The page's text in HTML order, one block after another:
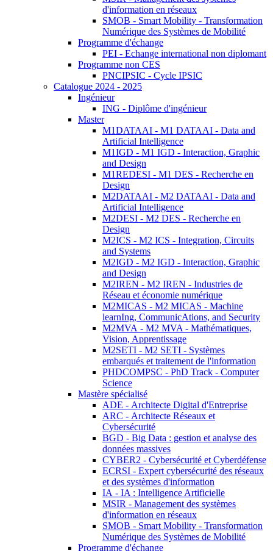
d'information en réseaux
SMOB - Smart Mobility - Transformation
Numérique des Systèmes de Mobilité
Programme d'échange
PEI - Echange international non diplomant
Programme non CES
PNCIPSIC - Cycle IPSIC
Catalogue 2024 - 2025
Ingénieur
ING - Diplôme d'ingénieur
Master
M1DATAAI - M1 DATAAI - Data and
Artificial Intelligence
M1IGD - M1 IGD - Interaction, Graphic
and Design
M1REDESI - M1 DES - Recherche en
Design
M2DATAAI - M2 DATAAI - Data and
Artificial Intelligence
M2DESI - M2 DES - Recherche en
Design
M2ICS - M2 ICS - Integration, Circuits
and Systems
M2IGD - M2 IGD - Interaction, Graphic
and Design
M2IREN - M2 IREN - Industries de
Réseau et économie numérique
M2MICAS - M2 MICAS - Machine
learnIng, CommunicAtions, and Security
M2MVA - M2 MVA - Mathématiques,
Vision, Apprentissage
M2SETI - M2 SETI - Systèmes
embarqués et traitement de l'information
PHDCOMPSC - PhD Track - Computer
Science
Mastère spécialisé
ADE - Architecte Digital d'Entreprise
ARC - Architecte Réseaux et
Cybersécurité
BGD - Big Data : gestion et analyse des
données massives
CYBER2 - Cybersécurité et Cyberdéfense
ECRSI - Expert cybersécurité des réseaux
et des systèmes d'information
IA - IA : Intelligence Artificielle
MSIR - Management des systèmes
d'information en réseaux
SMOB - Smart Mobility - Transformation
Numérique des Systèmes de Mobilité
Programme d'échange